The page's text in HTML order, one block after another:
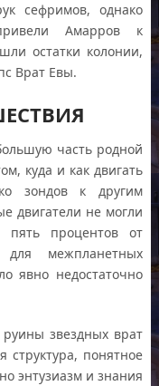
сефримов, однако
Амарров к
остатки колонии,
Врат Евы.
часть родной
куда и как двигать
зондов к другим
двигатели не могли
пять процентов от
для межпланетных
явно недостаточно
звездных врат
структура, понятное
энтузиазм и знания